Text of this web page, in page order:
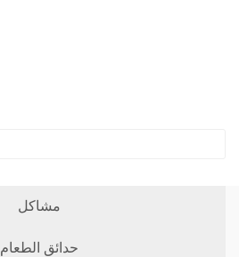
مشاكل
حدائق الطعام